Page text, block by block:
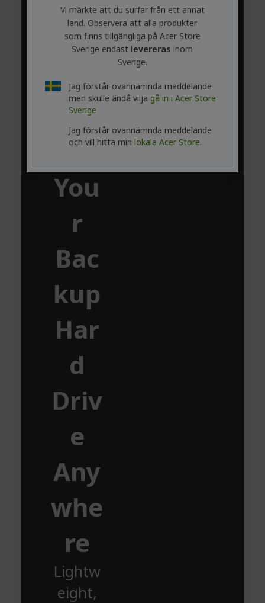
on of
files.
Tak
e
You
r
Bac
kup
Har
d
Driv
e
Any
whe
re
Lightw
eight,
Vi märkte att du surfar från ett annat
land. Observera att alla produkter
som finns tillgängliga på Acer Store
Sverige endast levereras inom
Sverige.
Jag förstår ovannämnda meddelande
men skulle ändå vilja gå in i Acer Store
Sverige
Jag förstår ovannämnda meddelande
och vill hitta min lokala Acer Store.